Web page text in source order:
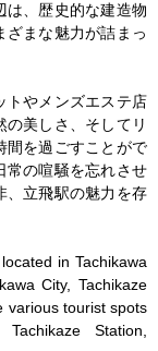
は、歴史的な建造物
まな魅力が詰まっ
トやメンズエステ店
美しさ、そしてリ
間を過ごすことがで
常の喧騒を忘れさせ
、立飛駅の魅力を存
in Tachikawa
City, Tachikaze
various tourist spots
Station,